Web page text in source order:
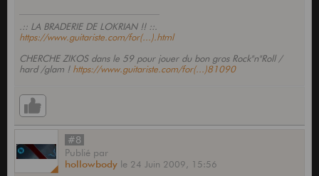
.:: LA BRADERIE DE LOKRIAN !! ::.
https://www.guitariste.com/for(...).html
CHERCHE ZIKOS dans le 59 pour jouer du bon gros Rock"n"Roll /
hard /glam ! https://www.guitariste.com/for(...)81090
#8
Publié par
hollowbody le 24 Juin 2009, 15:56